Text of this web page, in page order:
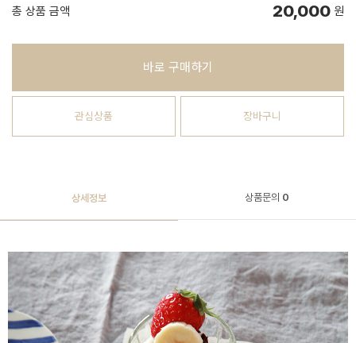
총 상품 금액 20,000 원
바로 구매하기
관심상품 장바구니
상세정보 상품문의 0